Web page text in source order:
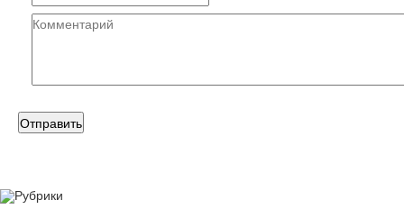
Рубрики